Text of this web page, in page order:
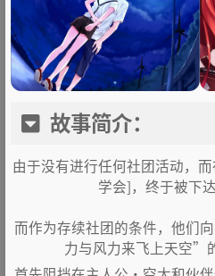
故事简介：
由于没有进行任何社团活动，
学会]，终于被下
而作为存续社团的条件，他们
力与风力来飞上天空”